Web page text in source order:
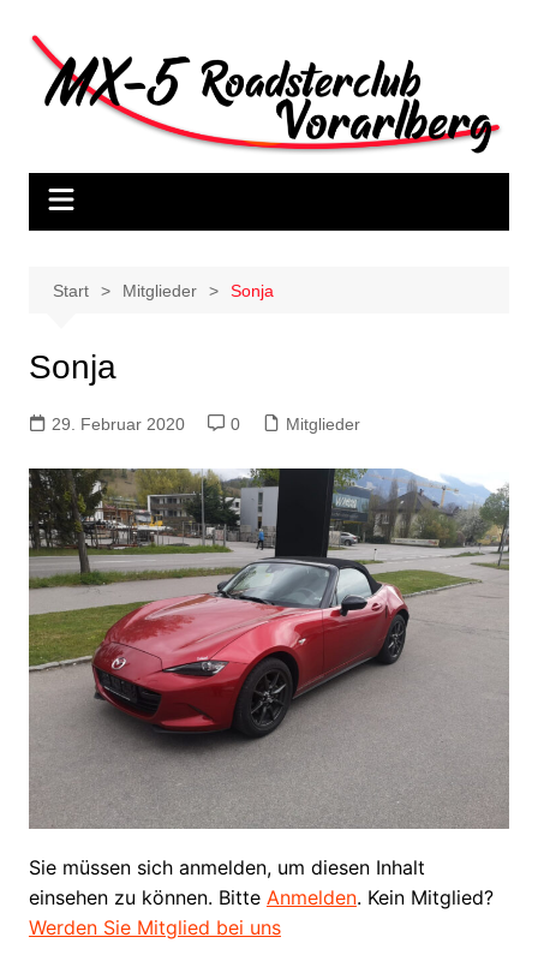
Start Mitglieder Sonja
Sonja
29. Februar 2020 0 Mitglieder
Sie müssen sich anmelden, um diesen Inhalt
einsehen zu können. Bitte Anmelden. Kein Mitglied?
Werden Sie Mitglied bei uns